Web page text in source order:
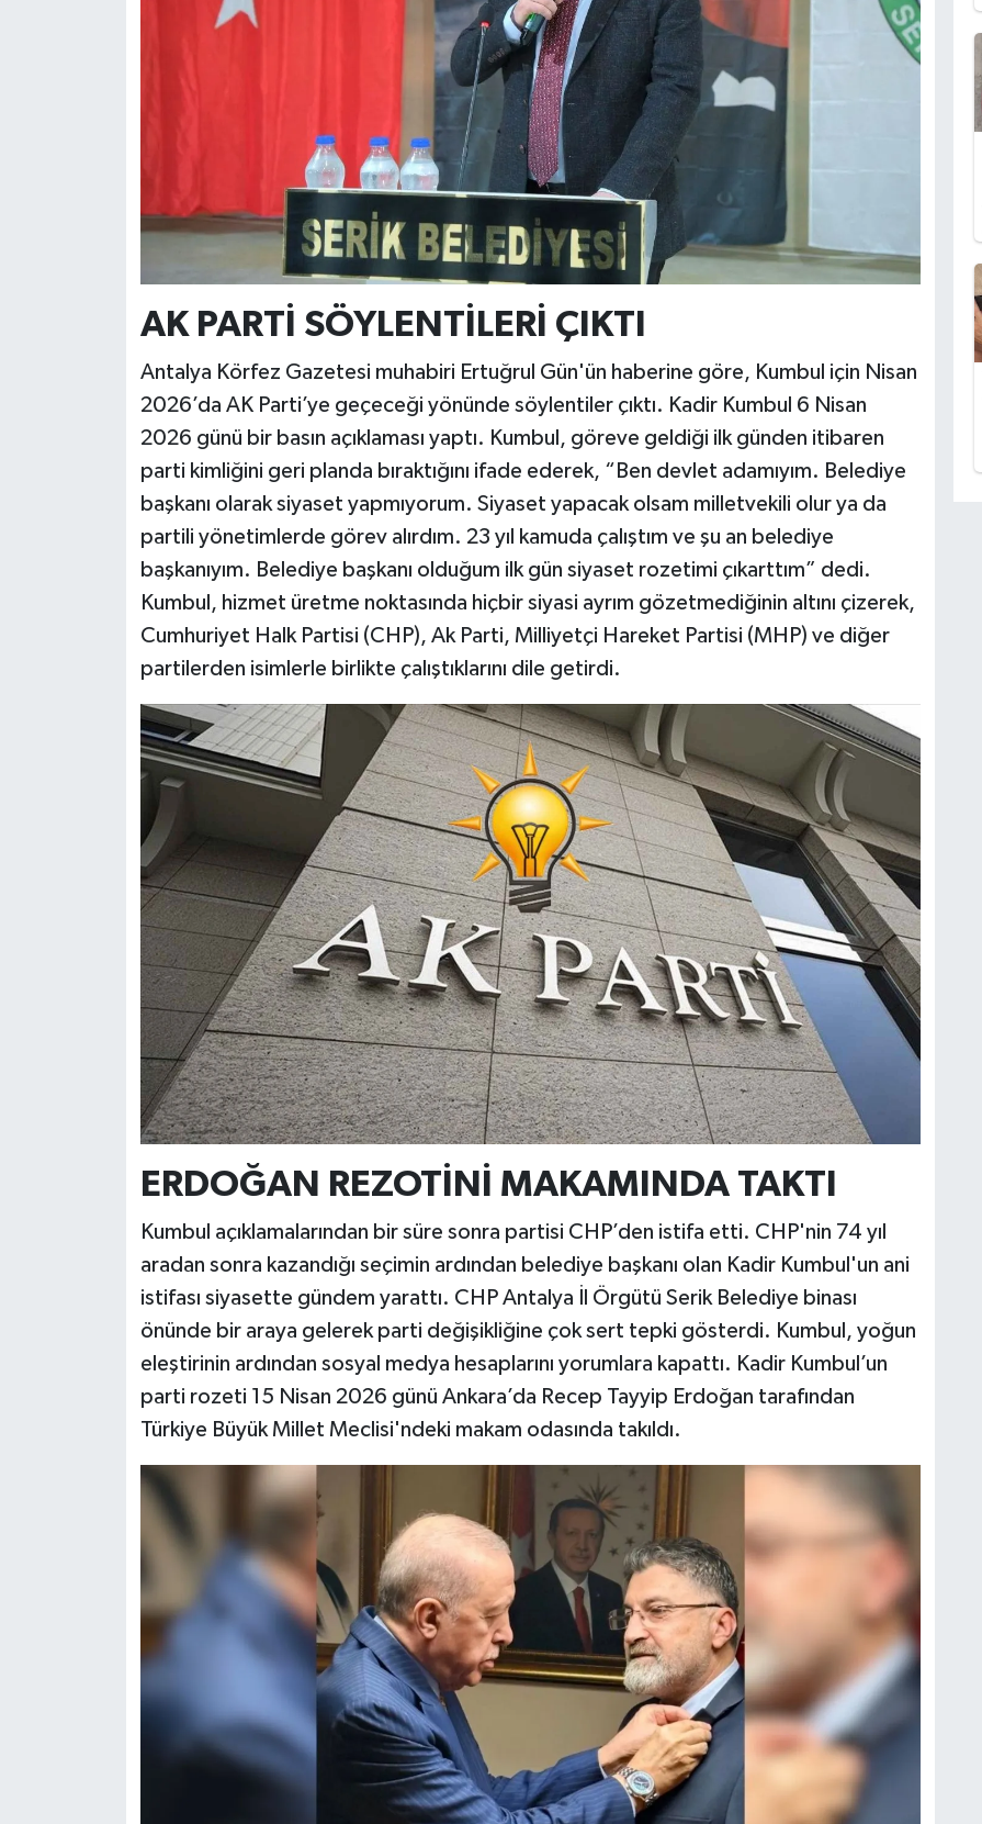
AK PARTİ SÖYLENTİLERİ ÇIKTI
Antalya Körfez Gazetesi muhabiri Ertuğrul Gün'ün haberine göre, Kumbul için Nisan
2026’da AK Parti’ye geçeceği yönünde söylentiler çıktı. Kadir Kumbul 6 Nisan
2026 günü bir basın açıklaması yaptı. Kumbul, göreve geldiği ilk günden itibaren
parti kimliğini geri planda bıraktığını ifade ederek, “Ben devlet adamıyım. Belediye
başkanı olarak siyaset yapmıyorum. Siyaset yapacak olsam milletvekili olur ya da
partili yönetimlerde görev alırdım. 23 yıl kamuda çalıştım ve şu an belediye
başkanıyım. Belediye başkanı olduğum ilk gün siyaset rozetimi çıkarttım” dedi.
Kumbul, hizmet üretme noktasında hiçbir siyasi ayrım gözetmediğinin altını çizerek,
Cumhuriyet Halk Partisi (CHP), Ak Parti, Milliyetçi Hareket Partisi (MHP) ve diğer
partilerden isimlerle birlikte çalıştıklarını dile getirdi.
ERDOĞAN REZOTİNİ MAKAMINDA TAKTI
Kumbul açıklamalarından bir süre sonra partisi CHP’den istifa etti. CHP'nin 74 yıl
aradan sonra kazandığı seçimin ardından belediye başkanı olan Kadir Kumbul'un ani
istifası siyasette gündem yarattı. CHP Antalya İl Örgütü Serik Belediye binası
önünde bir araya gelerek parti değişikliğine çok sert tepki gösterdi. Kumbul, yoğun
eleştirinin ardından sosyal medya hesaplarını yorumlara kapattı. Kadir Kumbul’un
parti rozeti 15 Nisan 2026 günü Ankara’da Recep Tayyip Erdoğan tarafından
Türkiye Büyük Millet Meclisi'ndeki makam odasında takıldı.